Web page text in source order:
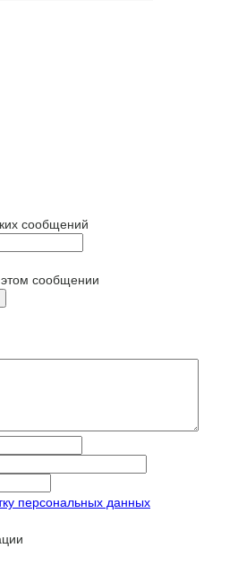
сообщении
персональных данных